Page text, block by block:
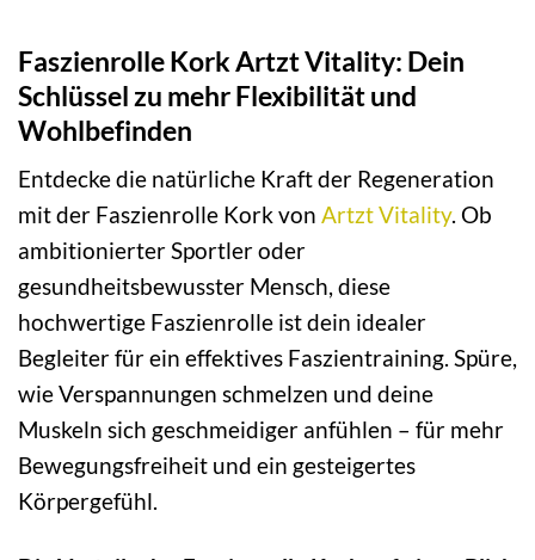
Faszienrolle Kork Artzt Vitality: Dein
Schlüssel zu mehr Flexibilität und
Wohlbefinden
Entdecke die natürliche Kraft der Regeneration
mit der Faszienrolle Kork von ArtztVitality. Ob
ambitionierter Sportler oder
gesundheitsbewusster Mensch, diese
hochwertige Faszienrolle ist dein idealer
Begleiter für ein effektives Faszientraining. Spüre,
wie Verspannungen schmelzen und deine
Muskeln sich geschmeidiger anfühlen – für mehr
Bewegungsfreiheit und ein gesteigertes
Körpergefühl.